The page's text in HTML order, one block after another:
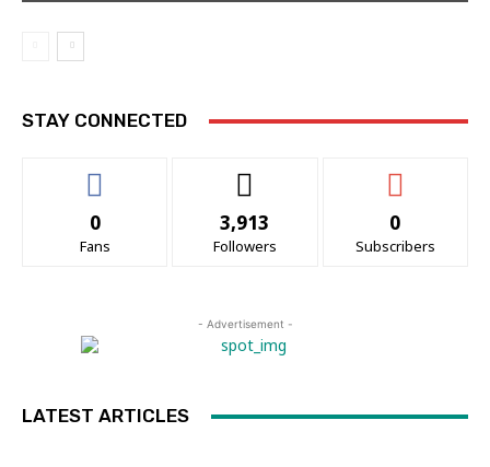
STAY CONNECTED
0
Fans
3,913
Followers
0
Subscribers
- Advertisement -
LATEST ARTICLES